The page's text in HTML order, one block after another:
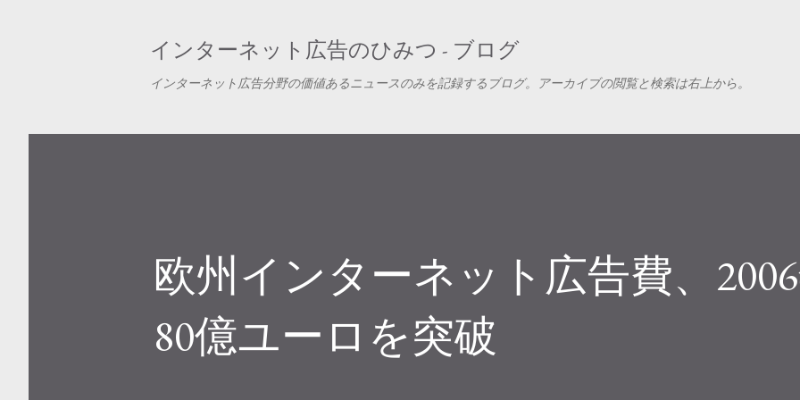
インターネット広告のひみつ - ブログ
インターネット広告分野の価値あるニュースのみを記録するブログ。アーカイブの閲覧と検索は右上から。
欧州インターネット広告費、
80億ユーロを突破